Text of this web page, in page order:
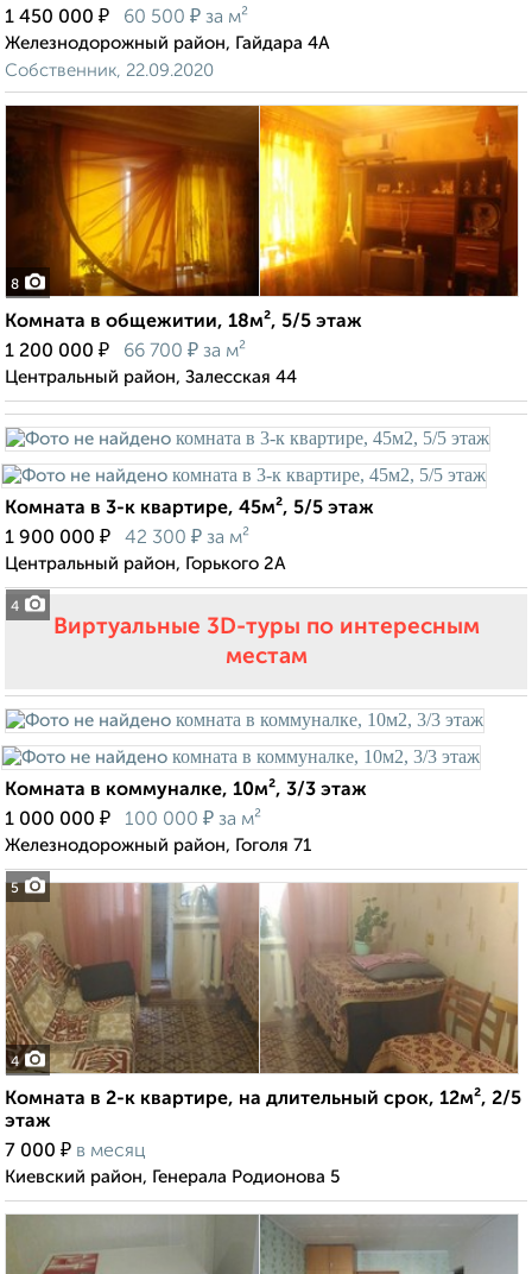
1 450 000 ₽ 60 500 ₽ за м²
Железнодорожный район, Гайдара 4А
Собственник, 22.09.2020
8
Комната в общежитии, 18м², 5/5 этаж
1 200 000 ₽ 66 700 ₽ за м²
Центральный район, Залесская 44
4
Комната в 3-к квартире, 45м², 5/5 этаж
1 900 000 ₽ 42 300 ₽ за м²
Центральный район, Горького 2А
Виртуальные 3D-туры по интересным
местам
5
Комната в коммуналке, 10м², 3/3 этаж
1 000 000 ₽ 100 000 ₽ за м²
Железнодорожный район, Гоголя 71
4
Комната в 2-к квартире, на длительный срок, 12м², 2/5
этаж
7 000 ₽ в месяц
Киевский район, Генерала Родионова 5